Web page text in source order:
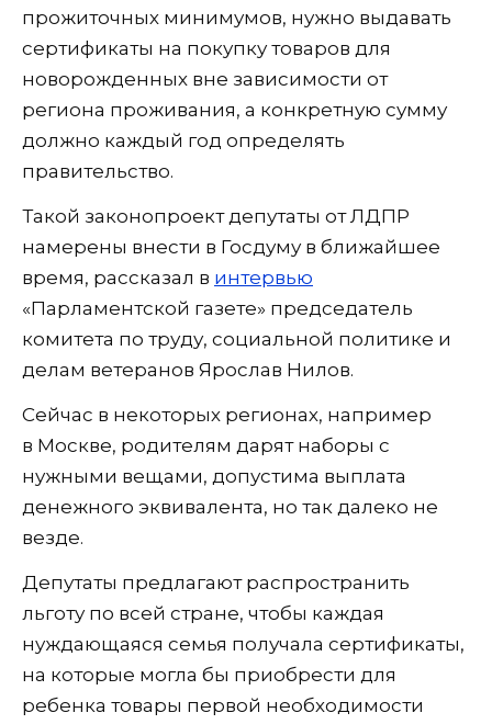
прожиточных минимумов, нужно выдавать
сертификаты на покупку товаров для
новорожденных вне зависимости от
региона проживания, а конкретную сумму
должно каждый год определять
правительство.
Такой законопроект депутаты от ЛДПР
намерены внести в Госдуму в ближайшее
время, рассказал в интервью
«Парламентской газете» председатель
комитета по труду, социальной политике и
делам ветеранов Ярослав Нилов.
Сейчас в некоторых регионах, например
в Москве, родителям дарят наборы с
нужными вещами, допустима выплата
денежного эквивалента, но так далеко не
везде.
Депутаты предлагают распространить
льготу по всей стране, чтобы каждая
нуждающаяся семья получала сертификаты,
на которые могла бы приобрести для
ребенка товары первой необходимости